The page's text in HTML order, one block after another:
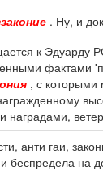
. Ну, и
к
фактами
, с которыми
наградами,
анти гаи,
беспредела на